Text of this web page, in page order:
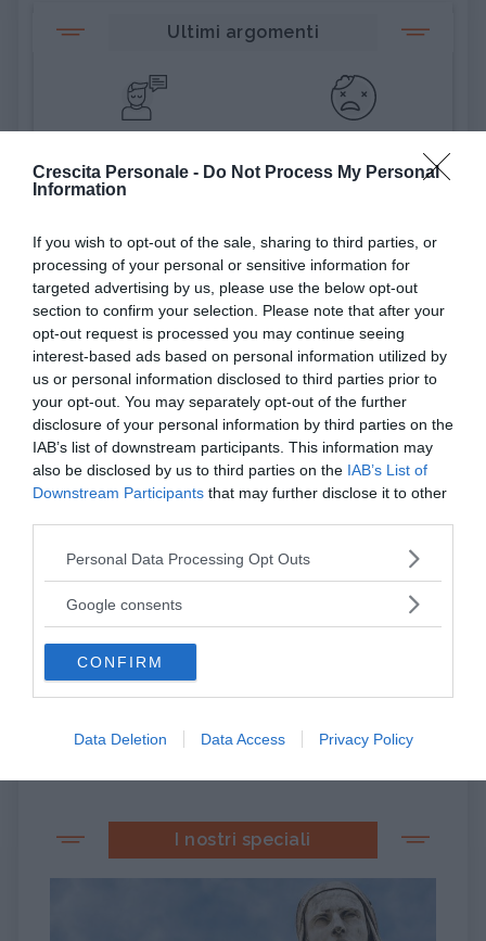
Crescita Personale - Do Not Process My Personal
Information
If you wish to opt-out of the sale, sharing to third parties, or
processing of your personal or sensitive information for
targeted advertising by us, please use the below opt-out
section to confirm your selection. Please note that after your
opt-out request is processed you may continue seeing
interest-based ads based on personal information utilized by
us or personal information disclosed to third parties prior to
your opt-out. You may separately opt-out of the further
disclosure of your personal information by third parties on the
IAB’s list of downstream participants. This information may
also be disclosed by us to third parties on the IAB’s List of
Downstream Participants that may further disclose it to other
Please note that this website/app uses one or more Google
not limited to your visit or usage behaviour. You may click to
use your data for below specified purposes in below Google
consent section.
Personal Data Processing Opt Outs
Google consents
CONFIRM
Data Deletion Data Access Privacy Policy
Ultimi argomenti
APPRENDIMENTO
Voti a scuola, pro e contro
Incassare un rifiuto: come riprendersi
(alla grand...
PSICOLOGIA
Pensiero magico: cos'è e perché può
rivelarsi util...
Ciclotimia, cos'è e come si cura
AMORE
Liberarsi dall'ossessione per una
I nostri speciali